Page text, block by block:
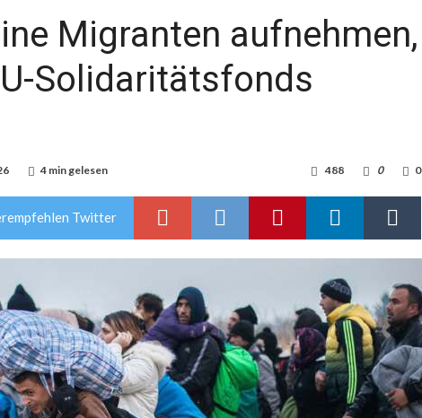
Migranten aufnehmen,
Solidaritätsfonds
4 min gelesen 0
0
488
Twitter